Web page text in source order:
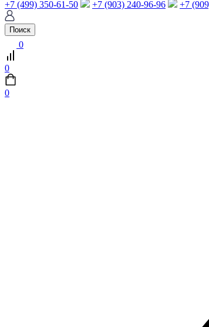
+7 (499) 350-61-50 +7 (903) 240-96-96 +7
Поиск
0
0
0